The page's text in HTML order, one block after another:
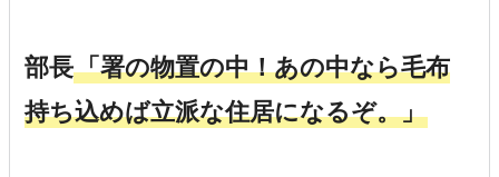
部長「署の物置の中！あの中なら毛布
持ち込めば立派な住居になるぞ。」